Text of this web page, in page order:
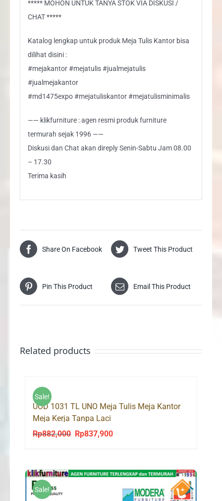
***** MOHON UNTUK TANYA STOK VIA DISKUSI /
CHAT *****
Katalog lengkap untuk produk Meja Tulis Kantor bisa
dilihat disini :
#mejakantor #mejatulis #jualmejatulis
#jualmejakantor
#md1475expo #mejatuliskantor #mejatulisminimalis
—— klikfurniture : agen resmi produk furniture
termurah sejak 1996 ——
Diskusi dan Chat akan direply Senin-Sabtu Jam 08.00
– 17.30
Terima kasih
Share On Facebook Tweet This Product
Pin This Product Email This Product
Related products
Sale!
UOD 1031 TL UNO Meja Tulis Meja Kantor
Meja Kerja Tanpa Laci
Rp882,000
Original
Rp882,000.
Rp837,900Current
Rp837,900.
Sale!